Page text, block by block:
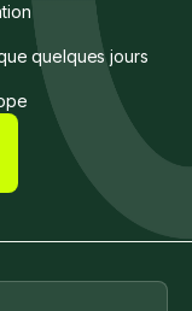
quelques jours